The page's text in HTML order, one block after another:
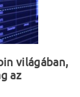
világában,
az